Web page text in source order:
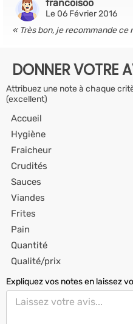
francoisoo
Le 06 Février 2016
Très bon, je recommande
DONNER VOTRE
Attribuez une note à chaque
(excellent)
Accueil
Hygiène
Fraicheur
Crudités
Sauces
Viandes
Frites
Pain
Quantité
Qualité/prix
Expliquez vos notes en laissez